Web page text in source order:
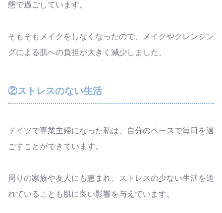
態で過ごしています。
そもそもメイクをしなくなったので、メイクやクレンジン
グによる肌への負担が大きく減少しました。
②ストレスのない生活
ドイツで専業主婦になった私は、自分のペースで毎日を過
ごすことができています。
周りの家族や友人にも恵まれ、ストレスの少ない生活を送
れていることも肌に良い影響を与えています。